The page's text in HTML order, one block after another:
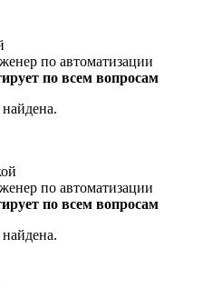
по автоматизации
по всем вопросам
по автоматизации
по всем вопросам